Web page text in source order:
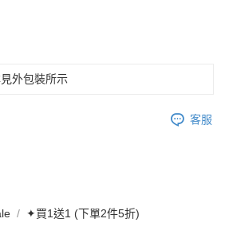
外包裝所示
客服
✦買1送1 (下單2件5折)